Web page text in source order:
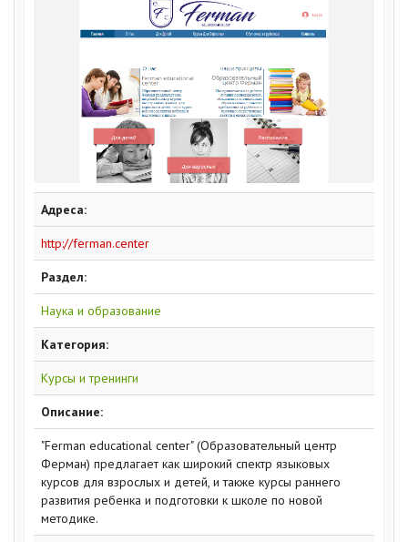
Адреса:
http://ferman.center
Раздел:
Наука и образование
Категория:
Курсы и тренинги
Описание:
"Ferman educational center" (Образовательный центр
Ферман) предлагает как широкий спектр языковых
курсов для взрослых и детей, и также курсы раннего
развития ребенка и подготовки к школе по новой
методике.